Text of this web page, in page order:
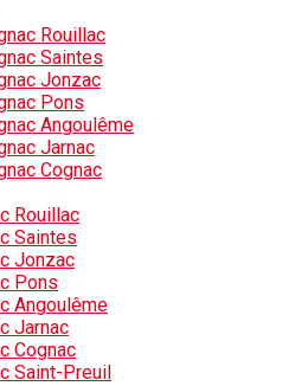
Rouillac
Saintes
Jonzac
Pons
Angoulême
Jarnac
Cognac
Rouillac
Saintes
Jonzac
Pons
Angoulême
Jarnac
Cognac
Saint-Preuil